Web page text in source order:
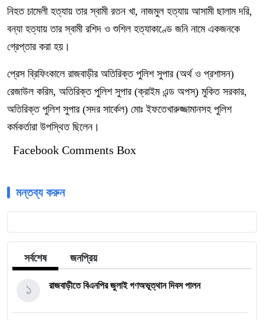
নিহত চামেলী হত্যায় তার স্বামী রতন খা, নাজমুল হত্যায় আসামী ছালাম দরি,
বন্যা হত্যায় তার স্বামী রশিদ ও শুশিল হত্যাকাণ্ডে জনি নামে একজনকে
গ্রেপ্তার করা হয়।
প্রেস ব্রিফিংকালে রাজবাড়ীর অতিরিক্ত পুলিশ সুপার (অর্থ ও প্রশাসন)
রেজাউল করিম, অতিরিক্ত পুলিশ সুপার (ক্রাইম এন্ড অপস্) মুকিত সরকার,
অতিরিক্ত পুলিশ সুপার (সদর সার্কেল) মোঃ ইফতেখারুজ্জামানসহ পুলিশ
কর্মকর্তারা উপস্থিত ছিলেন।
Facebook Comments Box
মন্তব্য করুন
সর্বশেষ জনপ্রিয়
রাজবাড়ীতে বিএন‌পির জুলাই গণঅভূত্থান দিবস পালন
১